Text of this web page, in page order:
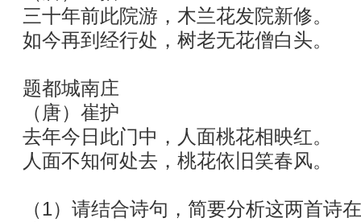
三十年前此院游，木兰花发院新修。
如今再到经行处，树老无花僧白头。
题都城南庄
（唐）崔护
去年今日此门中，人面桃花相映红。
人面不知何处去，桃花依旧笑春风。
（1）请结合诗句，简要分析这两首诗